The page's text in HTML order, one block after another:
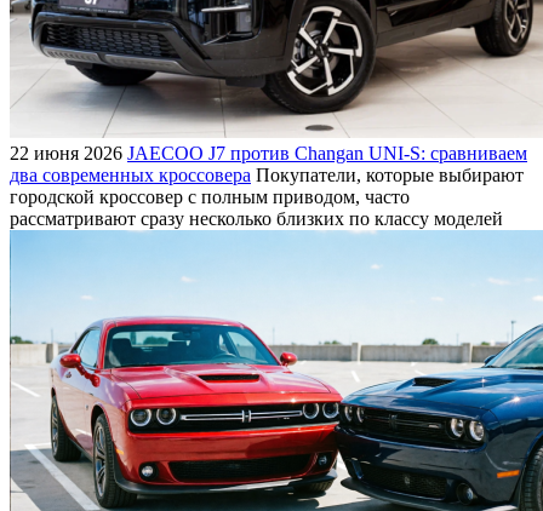
22 июня 2026 JAECOO J7 против Changan UNI-S: сравниваем
два современных кроссовера Покупатели, которые выбирают
городской кроссовер с полным приводом, часто
рассматривают сразу несколько близких по классу моделей